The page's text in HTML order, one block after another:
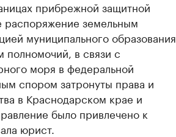
прибрежной защитной
распоряжение земельным
муниципального образования
в связи с
моря в федеральной
спором затронуты права и
в Краснодарском крае и
было привлечено к
юрист.